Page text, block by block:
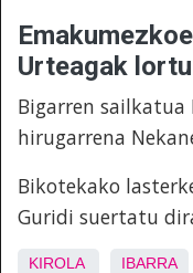
Urteagak
Bigarren sailkatua
hirugarrena
Bikotekako
Guridi suertatu
KIROLA IBARRA